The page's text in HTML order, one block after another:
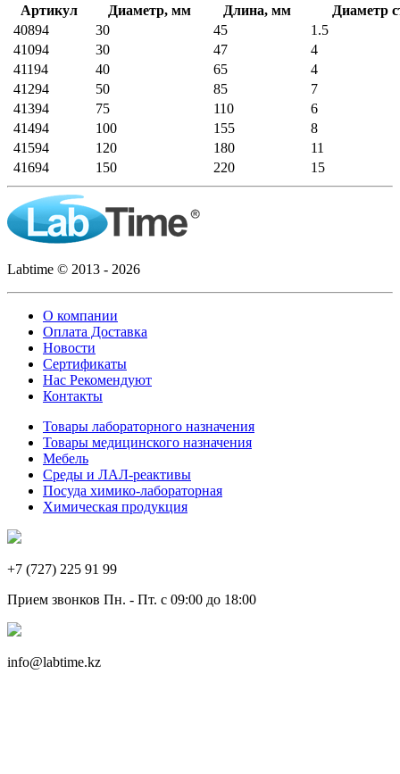
Артикул Диаметр, мм Длина, мм
Диаметр
40894
30 45
1.5
41094
30 47
4
41194
40 65
4
41294
50 85
7
41394
75 110
6
41494
100 155
8
41594
120 180
11
41694
150 220 15
Labtime © 2013 - 2026
О компании
Оплата Доставка
Новости
Сертификаты
Нас Рекомендуют
Контакты
Товары лабораторного назначения
Товары медицинского назначения
Мебель
Среды и ЛАЛ-реактивы
Посуда химико-лабораторная
Химическая продукция
+7 (727) 225 91 99
Прием звонков Пн. - Пт. с 09:00 до 18:00
info@labtime.kz